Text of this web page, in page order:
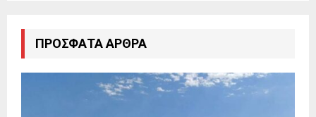
ΠΡΌΣΦΑΤΑ ΆΡΘΡΑ